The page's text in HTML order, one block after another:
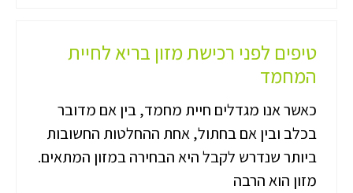
טיפים לפני רכישת מזון בריא לחיית
המחמד
כאשר אנו מגדלים חיית מחמד, בין אם מדובר
בכלב ובין אם בחתול, אחת ההחלטות החשובות
ביותר שנדרש לקבל היא הבחירה במזון המתאים.
מזון הוא הרבה